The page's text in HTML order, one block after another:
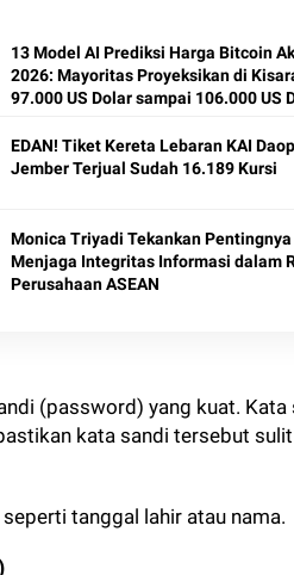
13 Model AI Prediksi Harga Bitcoin
2026: Mayoritas Proyeksikan di
97.000 US Dolar sampai 106.000 US
EDAN! Tiket Kereta Lebaran KAI
Jember Terjual Sudah 16.189 Kursi
Monica Triyadi Tekankan Pentingnya
Menjaga Integritas Informasi dalam
Perusahaan ASEAN
(password) yang kuat. Kata
kata sandi tersebut
tanggal lahir atau nama.